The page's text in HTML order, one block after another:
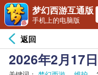
返回
2026年2月17
梦幻西游互通版
手机上的电脑版